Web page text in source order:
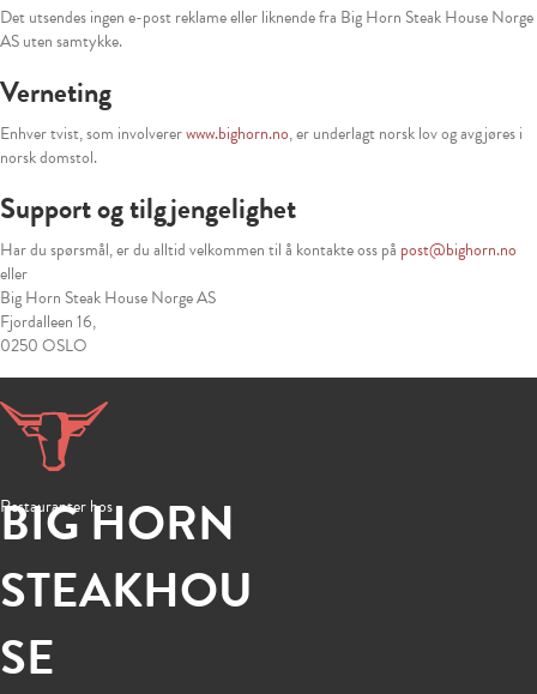
Det utsendes ingen e-post reklame eller liknende fra Big Horn Steak House Norge
AS uten samtykke.
Verneting
Enhver tvist, som involvererwww.bighorn.no, er underlagt norsk lov og avgjøres i
norsk domstol.
Support og tilgjengelighet
Har du spørsmål, er du alltid velkommen til å kontakte oss på post@bighorn.no
eller
Big Horn Steak House Norge AS
Fjordalleen 16,
0250 OSLO
Restauranter hos
BIG HORN
STEAKHOU
SE